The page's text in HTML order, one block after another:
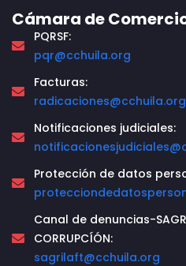
Cámara de
PQRSF:
pqr@cchuila.org
Facturas:
radicaciones@cchuila.org
Notificaciones judiciales:
Protección de datos
Canal de denuncias-
CORRUPCÍÓN:
sagrilaft@cchuila.org